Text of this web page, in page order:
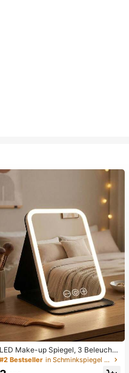
LED Make-up Spiegel, 3 Beleuchtu
ngsmodi, einstellbare Helligkeit, tra
gbares faltbares Design, geeignet f
#2 Bestseller in Schminkspiegel & Duschspiegel